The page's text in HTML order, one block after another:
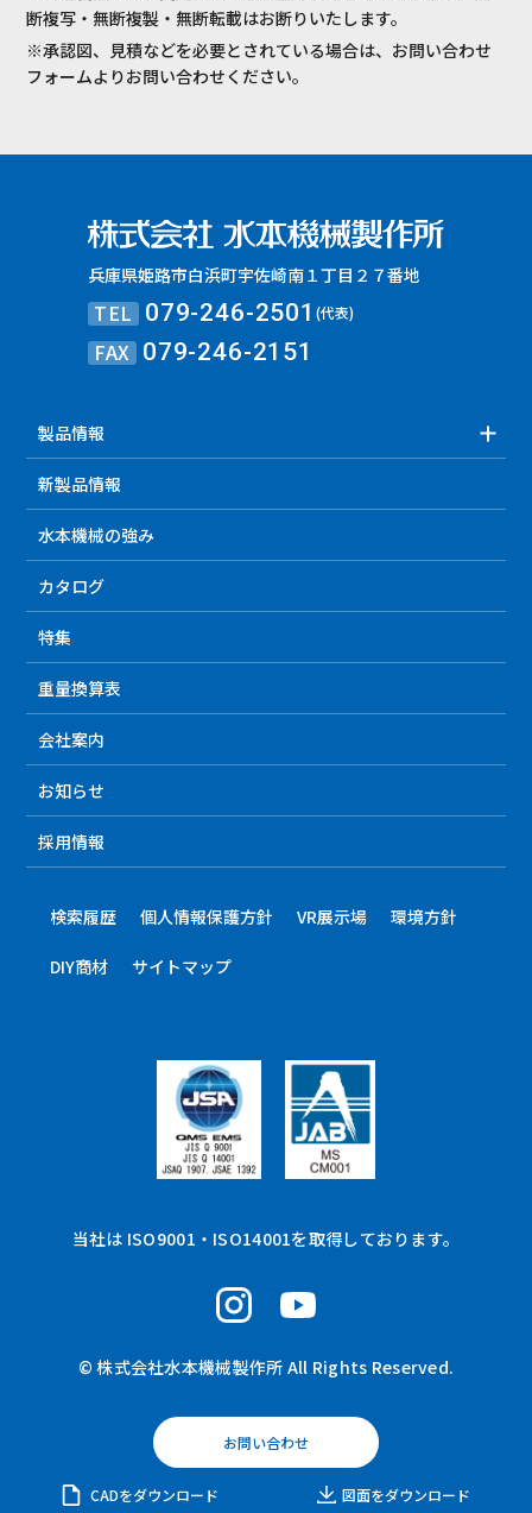
お問い合わせ
CADをダウンロード 図面をダウンロード
断複写・無断複製・無断転載はお断りいたします。
※承認図、見積などを必要とされている場合は、お問い合わせ
フォームよりお問い合わせください。
兵庫県姫路市白浜町宇佐崎南１丁目２７番地
TEL 079-246-2501(代表)
FAX 079-246-2151
製品情報
新製品情報
水本機械の強み
カタログ
特集
重量換算表
会社案内
お知らせ
採用情報
検索履歴 個人情報保護方針 VR展示場 環境方針
DIY商材 サイトマップ
当社は ISO9001・ISO14001を取得しております。
© 株式会社水本機械製作所 All Rights Reserved.